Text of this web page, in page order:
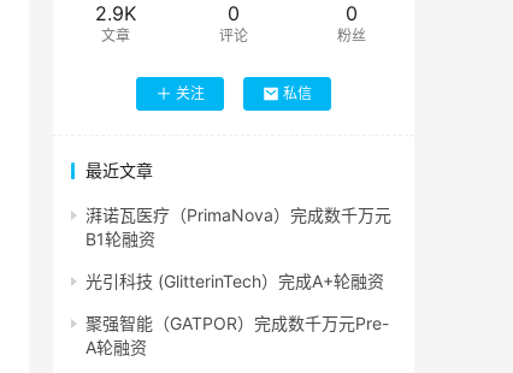
2.9K
文章
0
评论
0
粉丝
关注 私信
最近文章
湃诺瓦医疗（PrimaNova）完成数千万元
B1轮融资
光引科技 (GlitterinTech）完成A+轮融资
聚强智能（GATPOR）完成数千万元Pre-
A轮融资